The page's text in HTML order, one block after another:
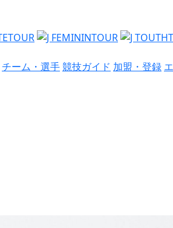
チーム・選手競技ガイド 加盟・登録